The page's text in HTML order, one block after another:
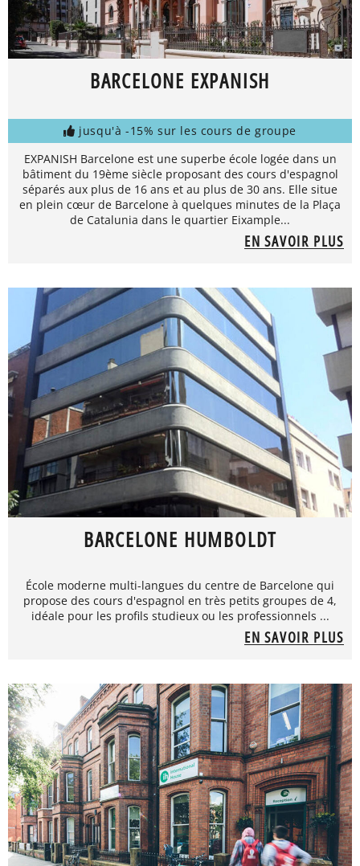
BARCELONE EXPANISH
jusqu'à -15% sur les cours de groupe
EXPANISH Barcelone est une superbe école logée dans un
bâtiment du 19ème siècle proposant des cours d'espagnol
séparés aux plus de 16 ans et au plus de 30 ans. Elle situe
en plein cœur de Barcelone à quelques minutes de la Plaça
de Catalunia dans le quartier Eixample...
EN SAVOIR PLUS
BARCELONE HUMBOLDT
École moderne multi-langues du centre de Barcelone qui
propose des cours d'espagnol en très petits groupes de 4,
idéale pour les profils studieux ou les professionnels ...
EN SAVOIR PLUS